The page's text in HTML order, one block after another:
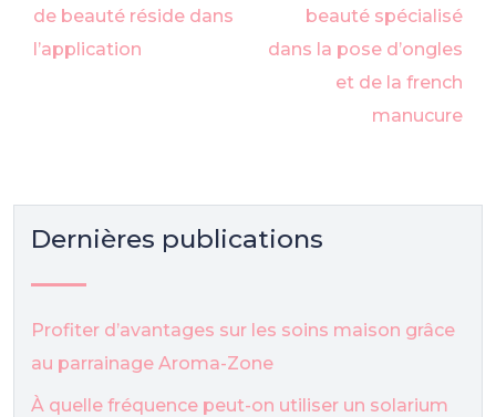
de beauté réside dans
l’application
beauté spécialisé
dans la pose d’ongles
et de la french
manucure
Dernières publications
Profiter d’avantages sur les soins maison grâce
au parrainage Aroma-Zone
À quelle fréquence peut-on utiliser un solarium